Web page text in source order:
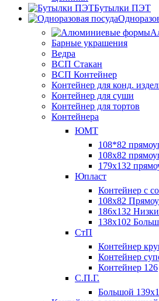
Бутылки ПЭТ
Барные украшения
Ведра
ВСП Стакан
ВСП Контейнер
Контейнер для конд.
Контейнер для суши
Контейнер для тортов
Контейнера
ЮМТ
108*82
108х82
179х132
Юпласт
Контейнер с
108х82
186х132
138х102
СтП
Контейнер
Контейнер
Контейнер 126
С.П.Г.
Большой